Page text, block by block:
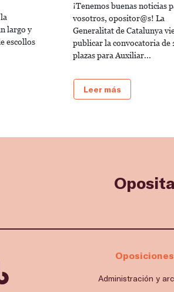
largo y
escollos
¡Tenemos buenas noticias
vosotros, opositor@s! La
Generalitat de Catalunya
publicar la convocatoria de
plazas para Auxiliar...
Leer más
Oposiciones
Administración y